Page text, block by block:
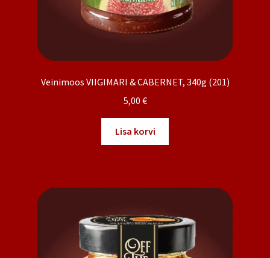
Veinimoos VIIGIMARI & CABERNET, 340g (201)
5,00 €
Lisa korvi